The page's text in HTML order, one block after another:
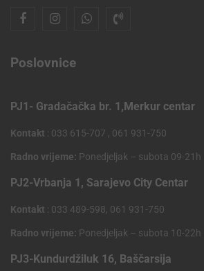
Poslovnice
PJ1- Gradačačka br. 1,Merkur centar
Kontakt : 033 615-707 , 061 931-750
Radno vrijeme: Ponedjeljak – subota 09-21h
PJ2-Vrbanja 1, Sarajevo City Centar
Kontakt : 033 489-598, 061 931-750
Radno vrijeme: Ponedjeljak – subota 10-22h
PJ3-Kundurdžiluk 16, Baščarsija